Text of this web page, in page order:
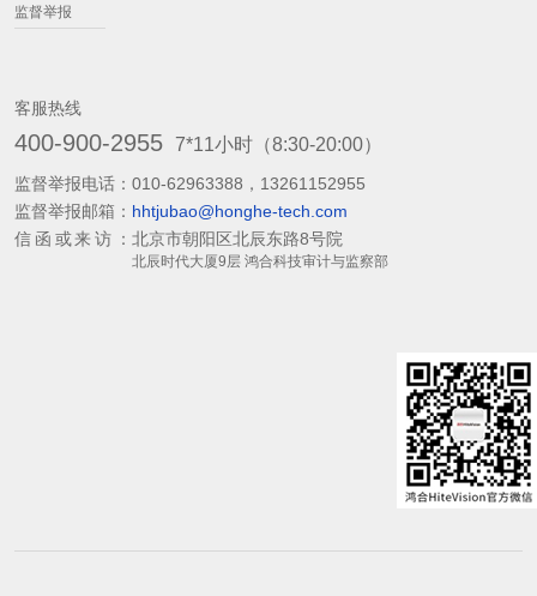
监督举报
客服热线
400-900-2955 7*11小时（8:30-20:00）
监督举报电话： 010-62963388，13261152955
监督举报邮箱： hhtjubao@honghe-tech.com
信函或来访： 北京市朝阳区北辰东路8号院
北辰时代大厦9层 鸿合科技审计与监察部